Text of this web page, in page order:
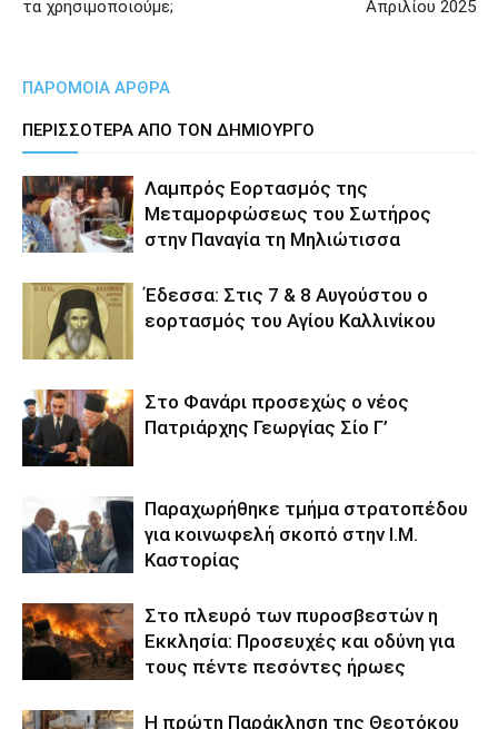
τα χρησιμοποιούμε;
Απριλίου 2025
ΠΑΡΟΜΟΙΑ ΑΡΘΡΑ
ΠΕΡΙΣΣΟΤΕΡΑ ΑΠΟ ΤΟΝ ΔΗΜΙΟΥΡΓΟ
Λαμπρός Εορτασμός της
Μεταμορφώσεως του Σωτήρος
στην Παναγία τη Μηλιώτισσα
Έδεσσα: Στις 7 & 8 Αυγούστου ο
εορτασμός του Αγίου Καλλινίκου
Στο Φανάρι προσεχώς ο νέος
Πατριάρχης Γεωργίας Σίο Γ’
Παραχωρήθηκε τμήμα στρατοπέδου
για κοινωφελή σκοπό στην Ι.Μ.
Καστορίας
Στο πλευρό των πυροσβεστών η
Εκκλησία: Προσευχές και οδύνη για
τους πέντε πεσόντες ήρωες
Η πρώτη Παράκληση της Θεοτόκου